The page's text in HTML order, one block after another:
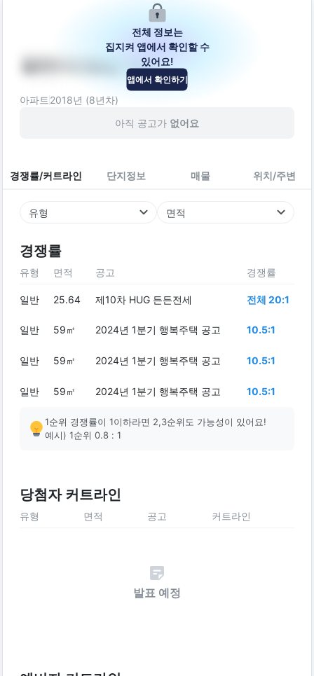
엘케이드림빌 제에
서울특별시 강서구 등촌로13길 96
아파트 2018년 (8년차)
아직 공고가 없어요
경쟁률/커트라인 단지정보 매물 위치/주변
유형 면적
경쟁률
전체 정보는
집지켜 앱에서 확인할 수
있어요!
앱에서 확인하기
유형 면적 공고 경쟁률
일반 25.64 제10차 HUG 든든전세 전체 20:1
일반 59㎡ 2024년 1분기 행복주택 공고 10.5:1
일반 59㎡ 2024년 1분기 행복주택 공고 10.5:1
일반 59㎡ 2024년 1분기 행복주택 공고 10.5:1
1순위 경쟁률이 1이하라면 2,3순위도 가능성이 있어요!
예시) 1순위 0.8 : 1
당첨자 커트라인
유형 면적 공고 커트라인
발표 예정